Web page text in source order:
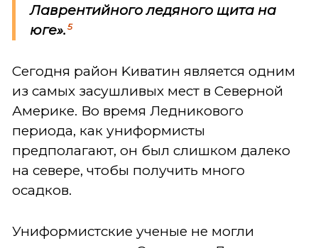
Лаврентийного ледяного щита на
юге». 5
Сегодня район Kиватин является одним
из самых засушливых мест в Северной
Америке. Во время Ледникового
периода, как униформисты
предполагают, он был слишком далеко
на севере, чтобы получить много
осадков.
Униформистские ученые не могли